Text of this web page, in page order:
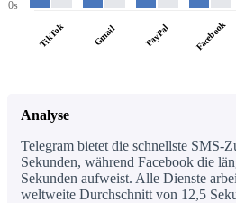
0s
TikTok Gmail PayPal Facebook
Analyse
Telegram bietet die schnellste SMS-
Sekunden, während Facebook die
Sekunden aufweist. Alle Dienste
weltweite Durchschnitt von 12,5